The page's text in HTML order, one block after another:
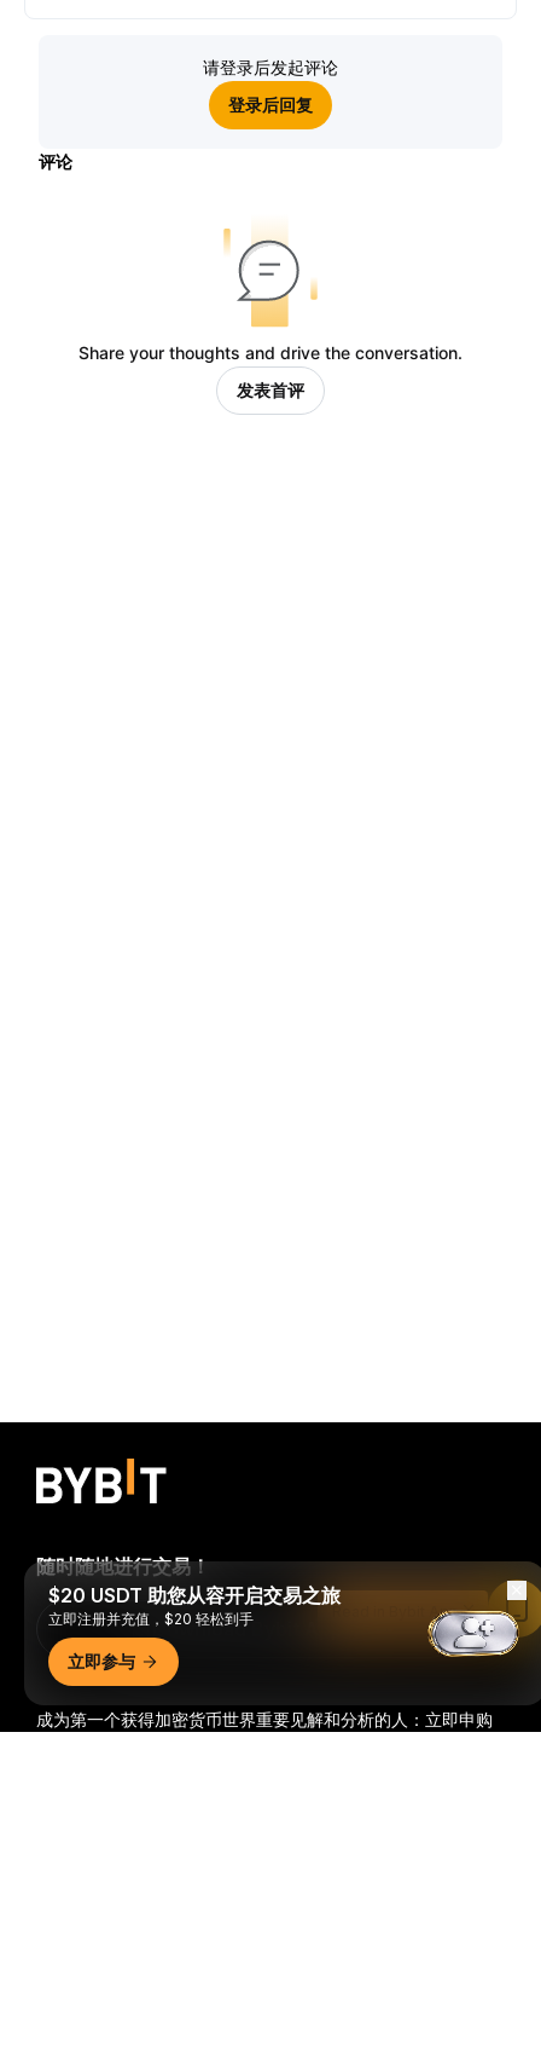
请登录后发起评论
登录后回复
评论
Share your thoughts and drive the conversation.
发表首评
成为第一个获得加密货币世界重要见解和分析的人：立即申购
随时随地进行交易！
Download Bybit App
$20 USDT 助您从容开启交易之旅
立即注册并充值，$20 轻松到手
立即参与
Read in Bybit App